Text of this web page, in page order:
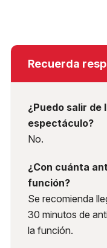
Recuerda
¿Puedo salir de
espectáculo?
No.
¿Con cuánta
función?
Se recomienda
30 minutos de
la función.